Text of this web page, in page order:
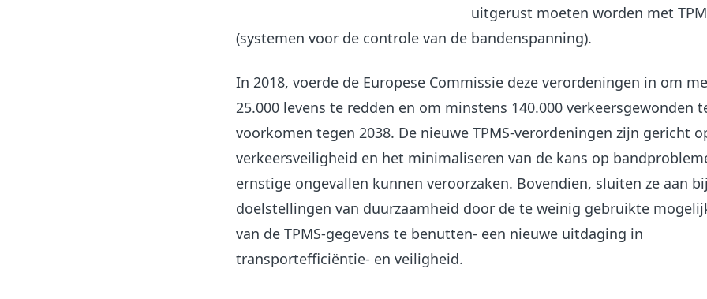
uitgerust moeten worden met
(systemen voor de controle van de bandenspanning).
In 2018, voerde de Europese Commissie deze verordeningen in om
25.000 levens te redden en om minstens 140.000 verkeersgewonden
voorkomen tegen 2038. De nieuwe TPMS-verordeningen zijn gericht
verkeersveiligheid en het minimaliseren van de kans op
ernstige ongevallen kunnen veroorzaken. Bovendien, sluiten ze aan
doelstellingen van duurzaamheid door de te weinig gebruikte
van de TPMS-gegevens te benutten- een nieuwe uitdaging in
transportefficiëntie- en veiligheid.